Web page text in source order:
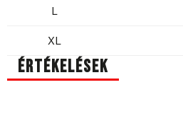
L
XL
Értékelések